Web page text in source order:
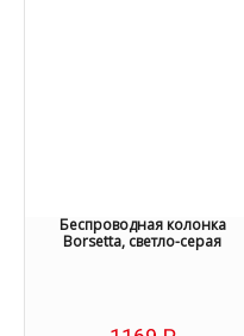
Беспроводная колонка
Borsetta, светло-серая